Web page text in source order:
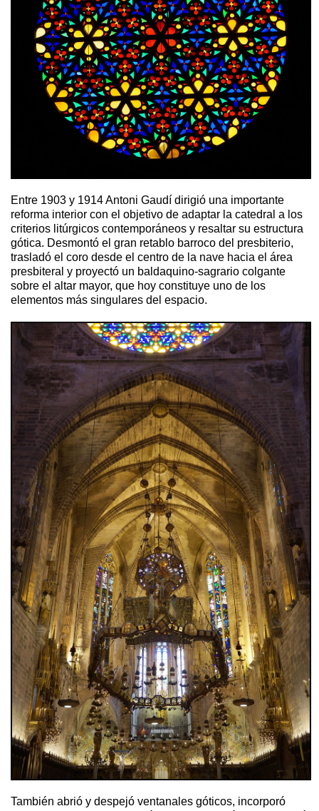
Entre 1903 y 1914 Antoni Gaudí dirigió una importante
reforma interior con el objetivo de adaptar la catedral a los
criterios litúrgicos contemporáneos y resaltar su estructura
gótica. Desmontó el gran retablo barroco del presbiterio,
trasladó el coro desde el centro de la nave hacia el área
presbiteral y proyectó un baldaquino-sagrario colgante
sobre el altar mayor, que hoy constituye uno de los
elementos más singulares del espacio.
También abrió y despejó ventanales góticos, incorporó